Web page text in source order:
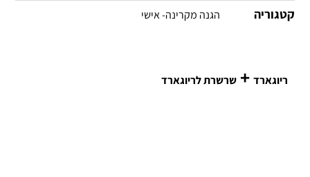
קטגוריה
הגנה מקרינה- אישי
ריוגארד +שרשרת לריוגארד